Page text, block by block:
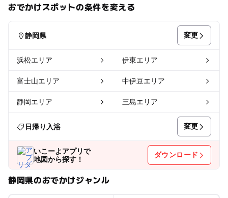
おでかけスポットの条件を変える
静岡県 変更
浜松エリア 伊東エリア
富士山エリア 中伊豆エリア
静岡エリア 三島エリア
日帰り入浴 変更
いこーよアプリで
地図から探す！
ダウンロード
静岡県のおでかけジャンル